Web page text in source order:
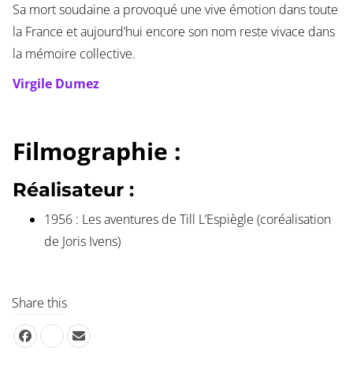
Sa mort soudaine a provoqué une vive émotion dans toute
la France et aujourd’hui encore son nom reste vivace dans
la mémoire collective.
Virgile Dumez
Filmographie :
Réalisateur :
1956 : Les aventures de Till L’Espiègle (coréalisation
de Joris Ivens)
Share this